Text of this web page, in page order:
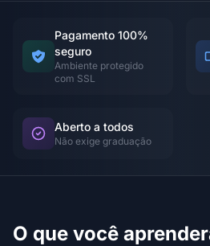
Pagamento 100%
seguro
Ambiente protegido
com SSL
Aberto a todos
Não exige graduação
O que você